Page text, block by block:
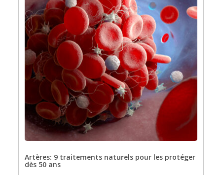
Artères: 9 traitements naturels pour les protéger
dès 50 ans